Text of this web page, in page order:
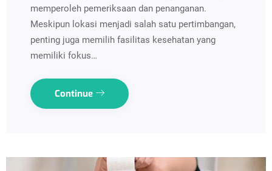
memperoleh pemeriksaan dan penanganan.
Meskipun lokasi menjadi salah satu pertimbangan,
penting juga memilih fasilitas kesehatan yang
memiliki fokus…
Continue